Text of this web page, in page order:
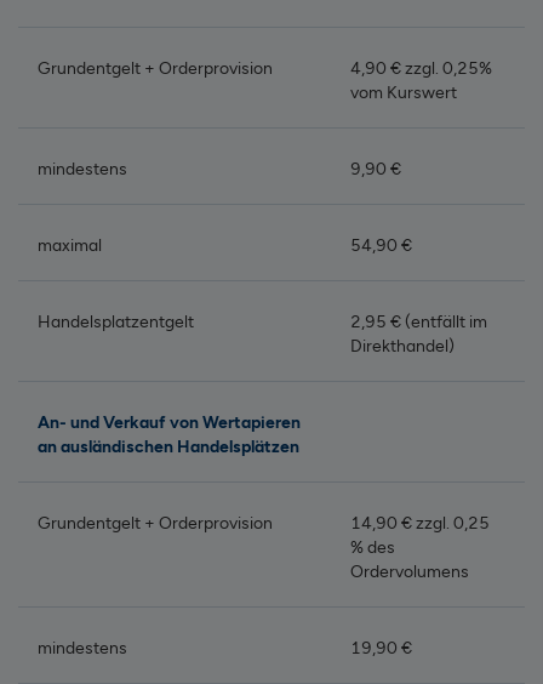
Grundentgelt + Orderprovision
4,90 € zzgl. 0,25%
vom Kurswert
mindestens 9,90 €
maximal 54,90 €
Handelsplatzentgelt
2,95 € (entfällt im
Direkthandel)
An- und Verkauf von Wertapieren
an ausländischen Handelsplätzen
Grundentgelt + Orderprovision
14,90 € zzgl. 0,25
% des
Ordervolumens
mindestens 19,90 €